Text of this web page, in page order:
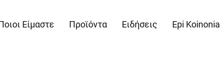
Είμαστε Προϊόντα Ειδήσεις Epi Koinonia